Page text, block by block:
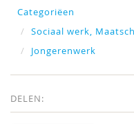
Categoriëen
Sociaal werk,
Jongerenwerk
DELEN: